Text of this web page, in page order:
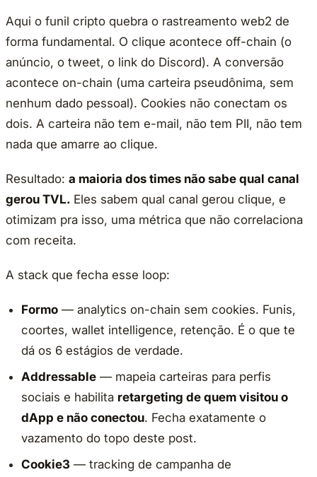
Aqui o funil cripto quebra o rastreamento web2 de
forma fundamental. O clique acontece off-chain (o
anúncio, o tweet, o link do Discord). A conversão
acontece on-chain (uma carteira pseudônima, sem
nenhum dado pessoal). Cookies não conectam os
dois. A carteira não tem e-mail, não tem PII, não tem
nada que amarre ao clique.
Resultado: a maioria dos times não sabe qual canal
gerou TVL. Eles sabem qual canal gerou clique, e
otimizam pra isso, uma métrica que não correlaciona
com receita.
A stack que fecha esse loop:
Formo — analytics on-chain sem cookies. Funis,
coortes, wallet intelligence, retenção. É o que te
dá os 6 estágios de verdade.
Addressable — mapeia carteiras para perfis
sociais e habilita retargeting de quem visitou o
dApp e não conectou. Fecha exatamente o
vazamento do topo deste post.
Cookie3 — tracking de campanha de